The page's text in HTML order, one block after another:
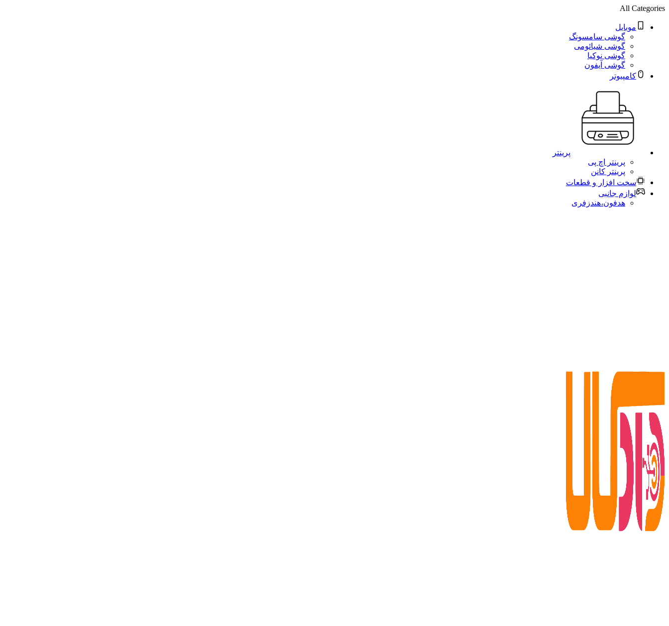
All Categories
موبایل
گوشی سامسونگ
گوشی شیائومی
گوشی نوکیا
گوشی آیفون
کامپیوتر
پرینتر
پرینتر اچ پی
پرینتر کانن
سخت افزار و قطعات
لوازم جانبی
هدفون،هندزفری